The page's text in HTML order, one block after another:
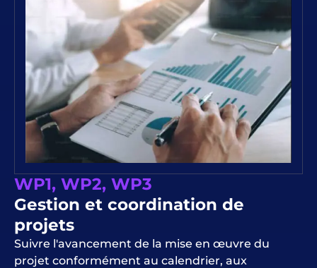
WP1, WP2, WP3
Gestion et coordination de
projets
Suivre l'avancement de la mise en œuvre du
projet conformément au calendrier, aux